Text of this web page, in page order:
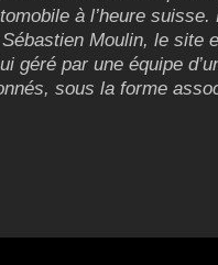
à l’heure suisse.
Moulin, le site
géré par une équipe
sous la forme